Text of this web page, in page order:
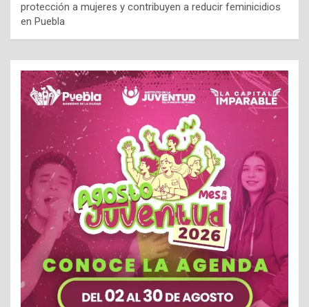
protección a mujeres y contribuyen a reducir feminicidios
en Puebla